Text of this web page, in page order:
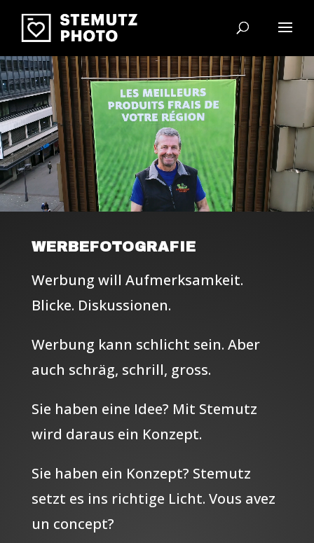
Video-Player
WERBEFOTOGRAFIE
Werbung will Aufmerksamkeit.
Blicke. Diskussionen.
Werbung kann schlicht sein. Aber
auch schräg, schrill, gross.
Sie haben eine Idee? Mit Stemutz
wird daraus ein Konzept.
Sie haben ein Konzept? Stemutz
setzt es ins richtige Licht. Vous avez
un concept?